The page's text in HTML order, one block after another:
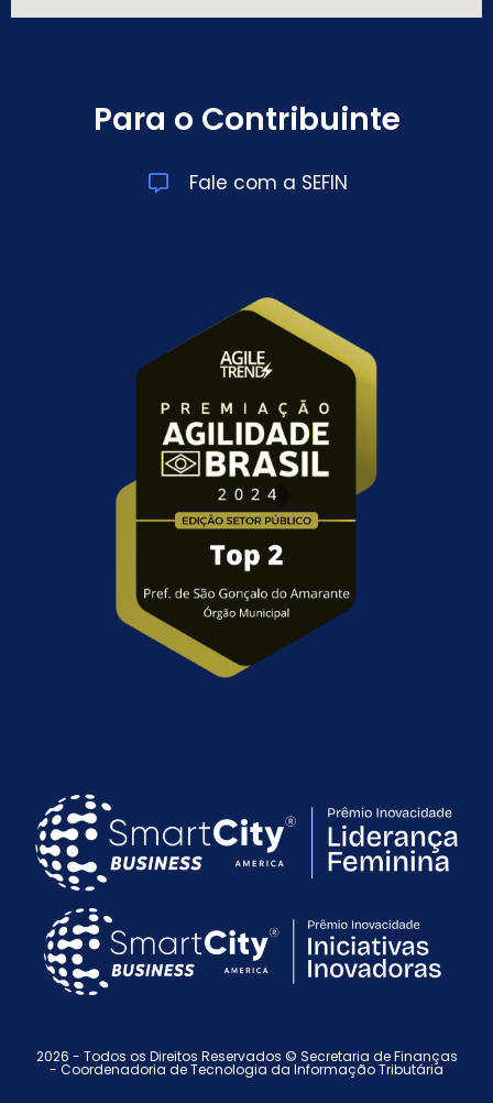
Para o Contribuinte
Fale com a SEFIN
2026 - Todos os Direitos Reservados © Secretaria de Finanças
- Coordenadoria de Tecnologia da Informação Tributária